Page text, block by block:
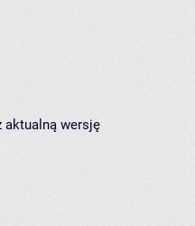
aktualną wersję